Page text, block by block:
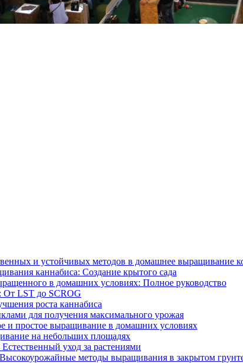
и устойчивых методов в домашнее выращивание
каннабиса: Создание крытого сада
в домашних условиях: Полное руководство
От LST до SCROG
роста каннабиса
для получения максимального урожая
и простое выращивание в домашних условиях
на небольших площадях
уход за растениями
методы выращивания в закрытом